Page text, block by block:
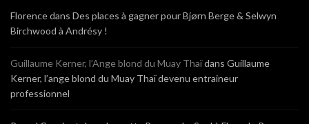
Florencedans Des places à gagner pour Bjørn Berge & Selwyn
Birchwood à Andrésy !
Guillaume Kerner, l’Ange blond du Muay Thaïdans Guillaume
Kerner, l’ange blond du Muay Thaï devenu entraineur
professionnel